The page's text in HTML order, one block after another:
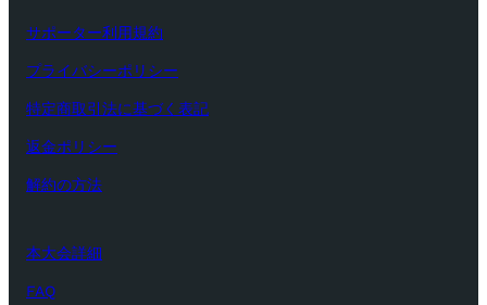
サポーター利用規約
プライバシーポリシー
特定商取引法に基づく表記
返金ポリシー
解約の方法
本大会詳細
FAQ